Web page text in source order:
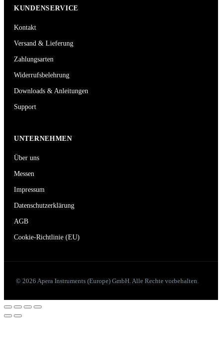
KUNDENSERVICE
Kontakt
Versand & Lieferung
Zahlungsarten
Widerrufsbelehrung
Downloads & Anleitungen
Support
UNTERNEHMEN
Über uns
Messen
Impressum
Datenschutzerklärung
AGB
Cookie-Richtlinie (EU)
© 2026 Apera Instruments (Europe) GmbH. Alle Rechte vorbehalten.